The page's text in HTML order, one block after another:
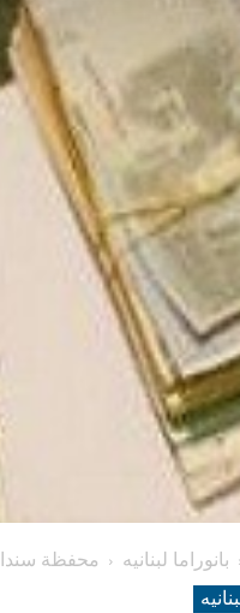
بانوراما لبنانیه
محفظة سندات